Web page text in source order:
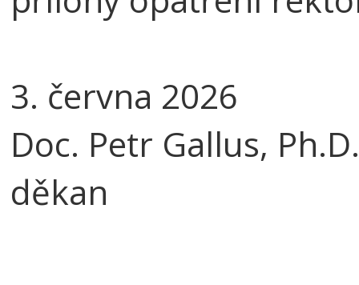
3. června 2026
Doc. Petr Gallus, Ph.D.
děkan